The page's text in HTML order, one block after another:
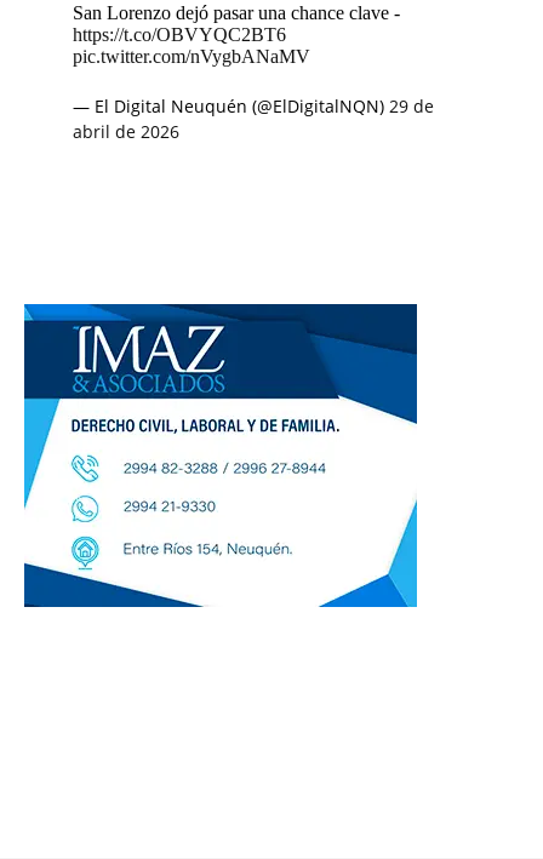
San Lorenzo dejó pasar una chance clave -
https://t.co/OBVYQC2BT6
pic.twitter.com/nVygbANaMV
— El Digital Neuquén (@ElDigitalNQN) 29 de
abril de 2026